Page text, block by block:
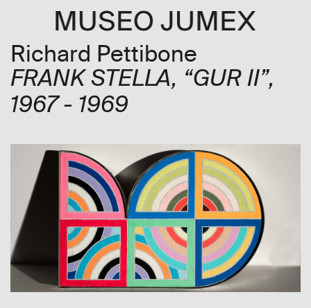
Richard Pettibone
FRANK STELLA, “GUR II”,
1967 - 1969